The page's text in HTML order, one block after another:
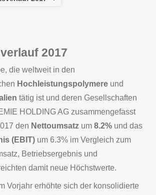
2017
die weltweit in den
Hochleistungspolymere und
tätig ist und deren Gesellschaften
HOLDING AG zusammengefasst
den Nettoumsatz um 8.2% und das
(EBIT) um 6.3% im Vergleich zum
Betriebsergebnis und
damit neue Höchstwerte.
Vorjahr erhöhte sich der konsolidierte